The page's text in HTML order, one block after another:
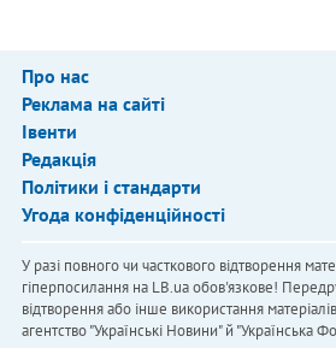
Про нас
Реклама на сайті
Івенти
Редакція
Політики і стандарти
Угода конфіденційності
У разі повного чи часткового відтворення
гіперпосилання на LB.ua обов'язкове!
відтворення або інше використання
агентство "Українськi Новини" й "Українська